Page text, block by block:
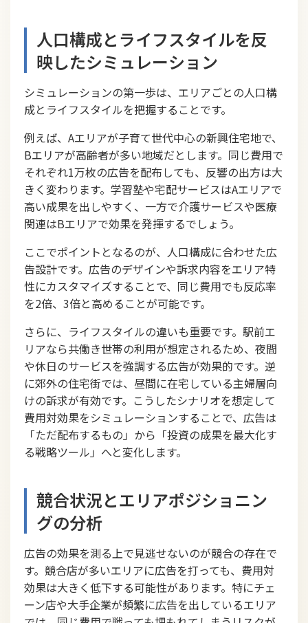
人口構成とライフスタイルを反
映したシミュレーション
シミュレーションの第一歩は、エリアごとの人口構
成とライフスタイルを把握することです。
例えば、Aエリアが子育て世代中心の新興住宅地で、
Bエリアが高齢者が多い地域だとします。同じ費用で
それぞれ1万枚の広告を配布しても、反響の出方は大
きく変わります。学習塾や宅配サービスはAエリアで
高い成果を出しやすく、一方で介護サービスや医療
関連はBエリアで効果を発揮するでしょう。
ここでポイントとなるのが、人口構成に合わせた広
告設計です。広告のデザインや訴求内容をエリア特
性にカスタマイズすることで、同じ費用でも反応率
を2倍、3倍と高めることが可能です。
さらに、ライフスタイルの違いも重要です。駅前エ
リアなら共働き世帯の利用が想定されるため、夜間
や休日のサービスを強調する広告が効果的です。逆
に郊外の住宅街では、昼間に在宅している主婦層向
けの訴求が有効です。こうしたシナリオを想定して
費用対効果をシミュレーションすることで、広告は
「ただ配布するもの」から「投資の成果を最大化す
る戦略ツール」へと変化します。
競合状況とエリアポジショニン
グの分析
広告の効果を測る上で見逃せないのが競合の存在で
す。競合店が多いエリアに広告を打っても、費用対
効果は大きく低下する可能性があります。特にチェ
ーン店や大手企業が頻繁に広告を出しているエリア